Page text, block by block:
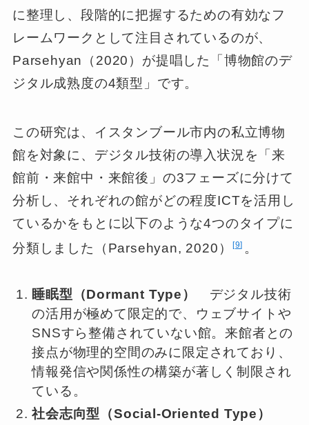
に整理し、段階的に把握するための有効なフ
レームワークとして注目されているのが、
Parsehyan（2020）が提唱した「博物館のデ
ジタル成熟度の4類型」です。
この研究は、イスタンブール市内の私立博物
館を対象に、デジタル技術の導入状況を「来
館前・来館中・来館後」の3フェーズに分けて
分析し、それぞれの館がどの程度ICTを活用し
ているかをもとに以下のような4つのタイプに
分類しました（Parsehyan, 2020）
9 。
睡眠型（Dormant Type）
デジタル技術
の活用が極めて限定的で、ウェブサイトや
SNSすら整備されていない館。来館者との
接点が物理的空間のみに限定されており、
情報発信や関係性の構築が著しく制限され
ている。
社会志向型（Social-Oriented Type）